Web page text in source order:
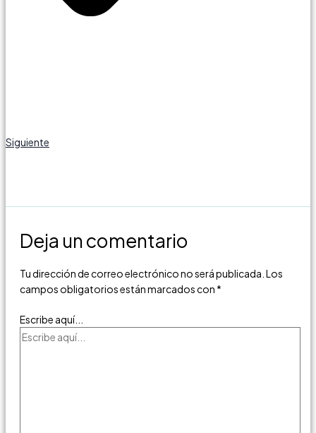
Siguiente
Deja un comentario
Tu dirección de correo electrónico no será publicada. Los
campos obligatorios están marcados con *
Escribe aquí...